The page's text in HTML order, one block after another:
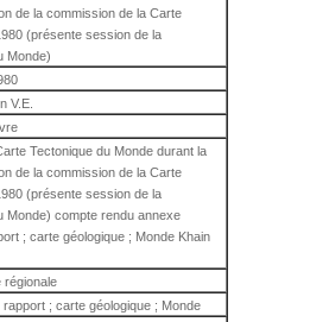
de la commission de la Carte
(présente session de la
Monde)
V.E.
Tectonique du Monde durant la
de la commission de la Carte
(présente session de la
Monde) compte rendu annexe
; carte géologique ; Monde Khain
régionale
; carte géologique ; Monde